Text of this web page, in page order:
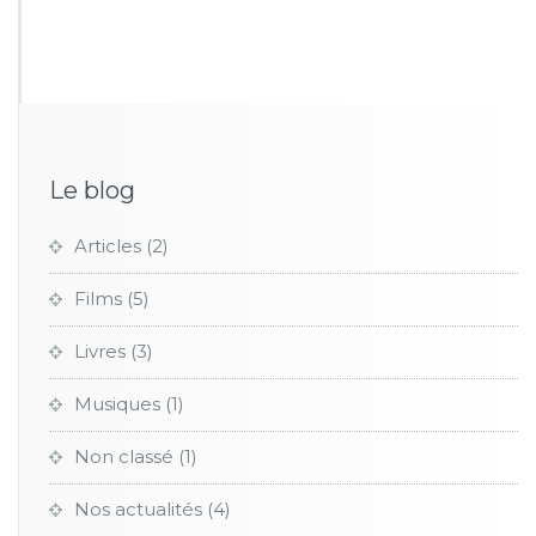
Le blog
Articles (2)
Films (5)
Livres (3)
Musiques (1)
Non classé (1)
Nos actualités (4)